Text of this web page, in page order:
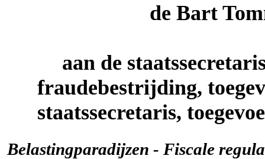
de Bart
aan de
fraudebestrijding,
staatssecretaris,
Belastingparadijzen - Fiscale